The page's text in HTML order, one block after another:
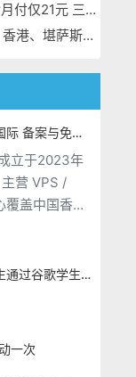
BGP线路 可选原生IP
、堪萨斯机房
一些免费 CDN 合集，包含国内与国际 备案与免备案
立于2023年
营 VPS /
覆盖中国香
国堪萨斯与
VPS 产品基
配备 NVMe
月付低至 6
立于2023年
营 VPS /
盖中国香
VPS 产品基
SheerID Verification Tool 帮助学生通过谷歌学生计划免费获得 Gemini Advanced
立于2023年
营 VPS /
盖中国香
立于2023年
营 VPS /
一次